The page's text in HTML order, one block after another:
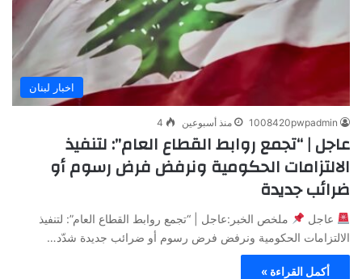
اخبار لبنان
1008420pwpadmin منذ أسبوعين 4
عاجل | “تجمع روابط القطاع العام”: لتنفيذ
الالتزامات الحكومية ونرفض فرض رسوم أو
ضرائب جديدة
عاجل
ملخص الخبر:عاجل | “تجمع روابط القطاع العام”: لتنفيذ
الالتزامات الحكومية ونرفض فرض رسوم أو ضرائب جديدة شدّد…
أكمل القراءة »